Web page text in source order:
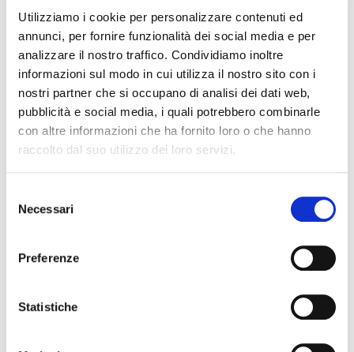
Utilizziamo i cookie per personalizzare contenuti ed
annunci, per fornire funzionalità dei social media e per
analizzare il nostro traffico. Condividiamo inoltre
informazioni sul modo in cui utilizza il nostro sito con i
nostri partner che si occupano di analisi dei dati web,
pubblicità e social media, i quali potrebbero combinarle
con altre informazioni che ha fornito loro o che hanno
raccolto dal suo utilizzo dei loro servizi.
delNecessari
Preferenze
Statistiche